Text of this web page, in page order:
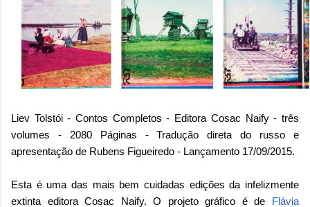
Liev Tolstói - Contos Completos - Editora Cosac Naify - três
volumes - 2080 Páginas - Tradução direta do russo e
apresentação de Rubens Figueiredo - Lançamento 17/09/2015.
Esta é uma das mais bem cuidadas edições da infelizmente
extinta editora Cosac Naify. O projeto gráfico é de Flávia